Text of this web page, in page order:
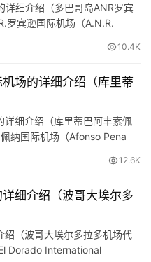
详细介绍（多巴哥岛ANR罗宾
罗宾逊国际机场（A.N.R.
国多巴哥岛的主要机场。该机
10.4K
场的详细介绍（库里蒂
细介绍（库里蒂巴阿丰索佩
纳国际机场（Afonso Pena
附近的主要国际机场。以下是
12.6K
细介绍（波哥大埃尔多
绍（波哥大埃尔多拉多机场代
Dorado International